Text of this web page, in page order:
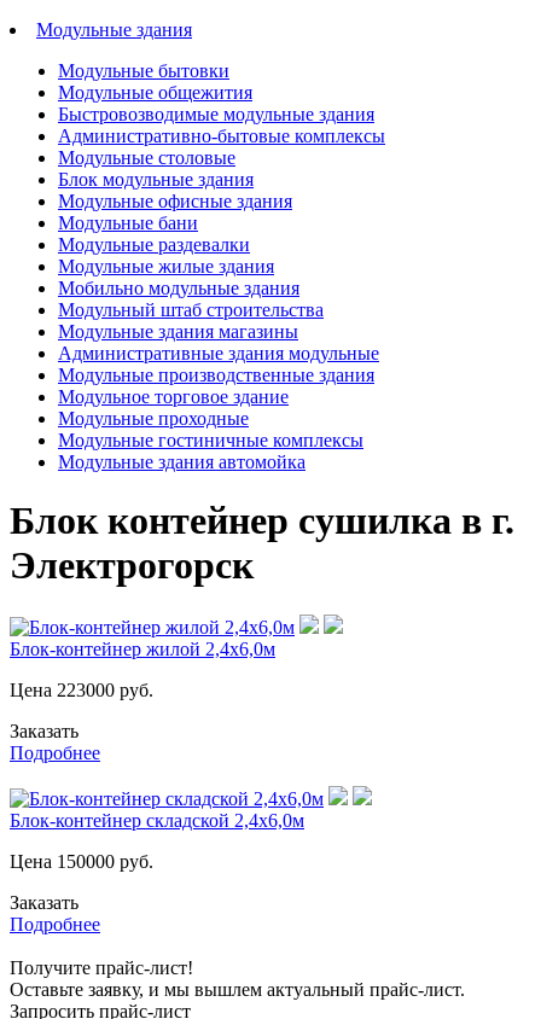
Модульные здания
Модульные бытовки
Модульные общежития
Быстровозводимые модульные здания
Административно-бытовые комплексы
Модульные столовые
Блок модульные здания
Модульные офисные здания
Модульные бани
Модульные раздевалки
Модульные жилые здания
Мобильно модульные здания
Модульный штаб строительства
Модульные здания магазины
Административные здания модульные
Модульные производственные здания
Модульное торговое здание
Модульные проходные
Модульные гостиничные комплексы
Модульные здания автомойка
Блок контейнер сушилка в г.
Электрогорск
Блок-контейнер жилой 2,4х6,0м
Цена 223000 руб.
Заказать
Подробнее
Блок-контейнер складской 2,4х6,0м
Цена 150000 руб.
Заказать
Подробнее
Получите прайс-лист!
Оставьте заявку, и мы вышлем актуальный прайс-лист.
Запросить прайс-лист